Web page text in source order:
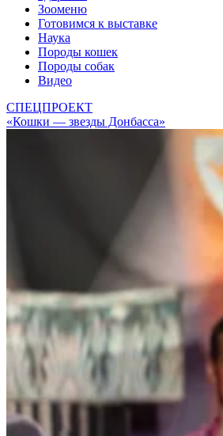
Зооменю
Готовимся к выставке
Наука
Породы кошек
Породы собак
Видео
СПЕЦПРОЕКТ
«Кошки — звезды Донбасса»